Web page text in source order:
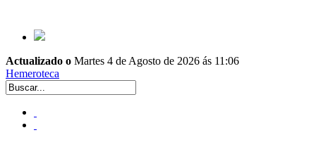
Actualizado o Martes 4 de Agosto de 2026 ás 11:06
Hemeroteca